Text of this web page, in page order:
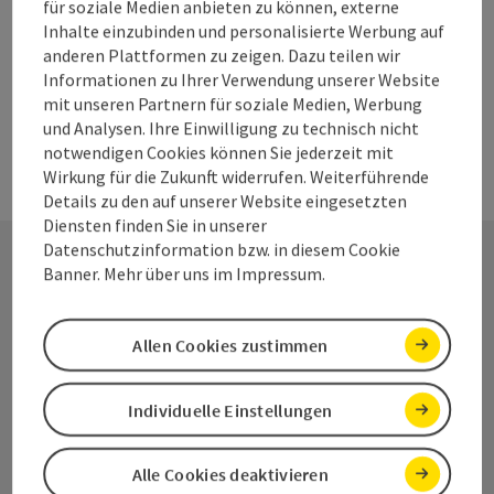
derzeit geschlossen
, öffnet um 11:45
Kontakt
Salzkammergut Tourismus - Destination
Attersee-Attergau
Attergaustraße 55
für soziale Medien anbieten zu können, externe
Inhalte einzubinden und personalisierte Werbung auf
anderen Plattformen zu zeigen. Dazu teilen wir
Informationen zu Ihrer Verwendung unserer Website
mit unseren Partnern für soziale Medien, Werbung
und Analysen. Ihre Einwilligung zu technisch nicht
notwendigen Cookies können Sie jederzeit mit
Wirkung für die Zukunft widerrufen. Weiterführende
Details zu den auf unserer Website eingesetzten
Diensten finden Sie in unserer
Datenschutzinformation bzw. in diesem Cookie
Banner. Mehr über uns im Impressum.
Alle Cookies deaktivieren
Individuelle Einstellungen
Allen Cookies zustimmen